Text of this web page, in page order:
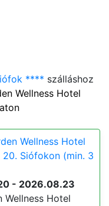
**** szálláshoz
Wellness Hotel
Wellness Hotel
20. Siófokon (min. 3
- 2026.08.23
Wellness Hotel